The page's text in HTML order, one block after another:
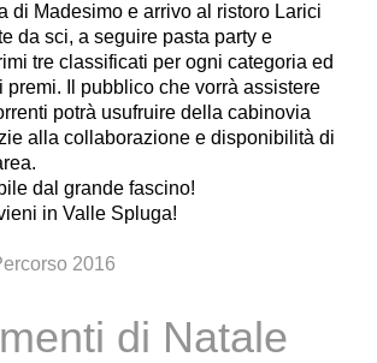
di Madesimo e arrivo al ristoro Larici
da sci, a seguire pasta party e
tre classificati per ogni categoria ed
premi. Il pubblico che vorrà assistere
potrà usufruire della cabinovia
alla collaborazione e disponibilità di
dal grande fascino!
in Valle Spluga!
2016
di Natale